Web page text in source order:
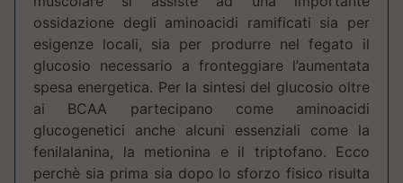
ossidazione degli aminoacidi ramificati sia per
esigenze locali, sia per produrre nel fegato il
glucosio necessario a fronteggiare l’aumentata
spesa energetica. Per la sintesi del glucosio oltre
ai BCAA partecipano come aminoacidi
glucogenetici anche alcuni essenziali come la
fenilalanina, la metionina e il triptofano. Ecco
perchè sia prima sia dopo lo sforzo fisico risulta